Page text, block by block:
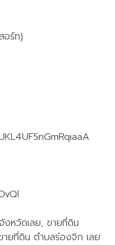
อร์ท)
หวัดเลย, ขายที่ดิน
ยที่ดิน ตำบลร่องจิก เลย